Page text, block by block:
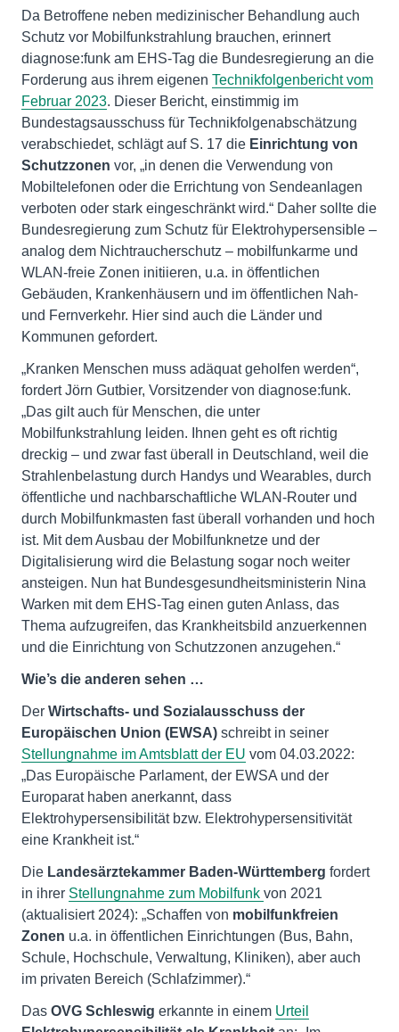
Da Betroffene neben medizinischer Behandlung auch
Schutz vor Mobilfunkstrahlung brauchen, erinnert
diagnose:funk am EHS-Tag die Bundesregierung an die
Forderung aus ihrem eigenen Technikfolgenbericht vom
Februar 2023. Dieser Bericht, einstimmig im
Bundestagsausschuss für Technikfolgenabschätzung
verabschiedet, schlägt auf S. 17 die Einrichtung von
Schutzzonen vor, „in denen die Verwendung von
Mobiltelefonen oder die Errichtung von Sendeanlagen
verboten oder stark eingeschränkt wird.“ Daher sollte die
Bundesregierung zum Schutz für Elektrohypersensible –
analog dem Nichtraucherschutz – mobilfunkarme und
WLAN-freie Zonen initiieren, u.a. in öffentlichen
Gebäuden, Krankenhäusern und im öffentlichen Nah-
und Fernverkehr. Hier sind auch die Länder und
Kommunen gefordert.
„Kranken Menschen muss adäquat geholfen werden“,
fordert Jörn Gutbier, Vorsitzender von diagnose:funk.
„Das gilt auch für Menschen, die unter
Mobilfunkstrahlung leiden. Ihnen geht es oft richtig
dreckig – und zwar fast überall in Deutschland, weil die
Strahlenbelastung durch Handys und Wearables, durch
öffentliche und nachbarschaftliche WLAN-Router und
durch Mobilfunkmasten fast überall vorhanden und hoch
ist. Mit dem Ausbau der Mobilfunknetze und der
Digitalisierung wird die Belastung sogar noch weiter
ansteigen. Nun hat Bundesgesundheitsministerin Nina
Warken mit dem EHS-Tag einen guten Anlass, das
Thema aufzugreifen, das Krankheitsbild anzuerkennen
und die Einrichtung von Schutzzonen anzugehen.“
Wie’s die anderen sehen …
Der Wirtschafts- und Sozialausschuss der
Europäischen Union (EWSA) schreibt in seiner
Stellungnahme im Amtsblatt der EU vom 04.03.2022:
„Das Europäische Parlament, der EWSA und der
Europarat haben anerkannt, dass
Elektrohypersensibilität bzw. Elektrohypersensitivität
eine Krankheit ist.“
Die Landesärztekammer Baden-Württemberg fordert
in ihrer Stellungnahme zum Mobilfunk von 2021
(aktualisiert 2024): „Schaffen von mobilfunkfreien
Zonen u.a. in öffentlichen Einrichtungen (Bus, Bahn,
Schule, Hochschule, Verwaltung, Kliniken), aber auch
im privaten Bereich (Schlafzimmer).“
Das OVG Schleswig erkannte in einem Urteil